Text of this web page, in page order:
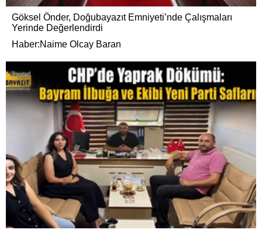
Göksel Önder, Doğubayazıt Emniyeti’nde Çalışmaları
Yerinde Değerlendirdi
Haber:Naime Olcay Baran